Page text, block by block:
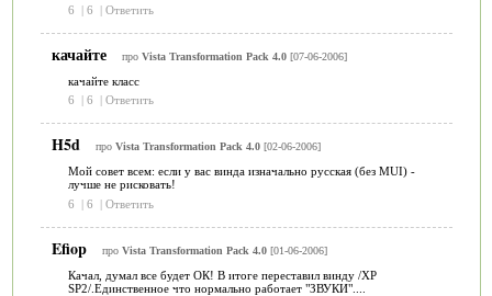
6
| 6 | Ответить
качайте про Vista Transformation Pack 4.0[07-06-2006]
качайте класс
6
| 6 | Ответить
H5d про Vista Transformation Pack 4.0[02-06-2006]
Мой совет всем: если у вас винда изначально русская (без MUI) -
лучше не рисковать!
6
| 6 | Ответить
Efiop про Vista Transformation Pack 4.0[01-06-2006]
Качал, думал все будет ОК! В итоге переставил винду /ХР
SP2/.Единственное что нормально работает "ЗВУКИ"....